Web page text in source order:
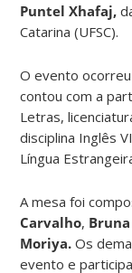
Puntel Xhafaj,
Catarina (UFSC).
O evento
contou com a
Letras,
disciplina Inglês
Língua
A mesa foi
Carvalho,
Moriya. Os
evento e